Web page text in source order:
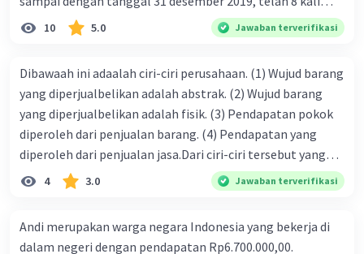
terbit. 4. gaji terutang untuk periode berjalan sebesar
Rp800.000,00 dari data di atas, pencatatan jurnal pembalik
10 5.0 Jawaban terverifikasi
Dibawaah ini adaalah ciri-ciri perusahaan. (1) Wujud barang
yang diperjualbelikan adalah abstrak. (2) Wujud barang
yang diperjualbelikan adalah fisik. (3) Pendapatan pokok
diperoleh dari penjualan barang. (4) Pendapatan yang
diperoleh dari penjualan jasa.Dari ciri-ciri tersebut yang
merupakan ciri dari perusahaan dagang ditunjukan pada
nomor…. a. 1 dan 3 b. 3 dan 4 c. 2 dan 3 d. 1 dan 2 e. 2 dan 4
4 3.0 Jawaban terverifikasi
Andi merupakan warga negara Indonesia yang bekerja di
dalam negeri dengan pendapatan Rp6.700.000,00.